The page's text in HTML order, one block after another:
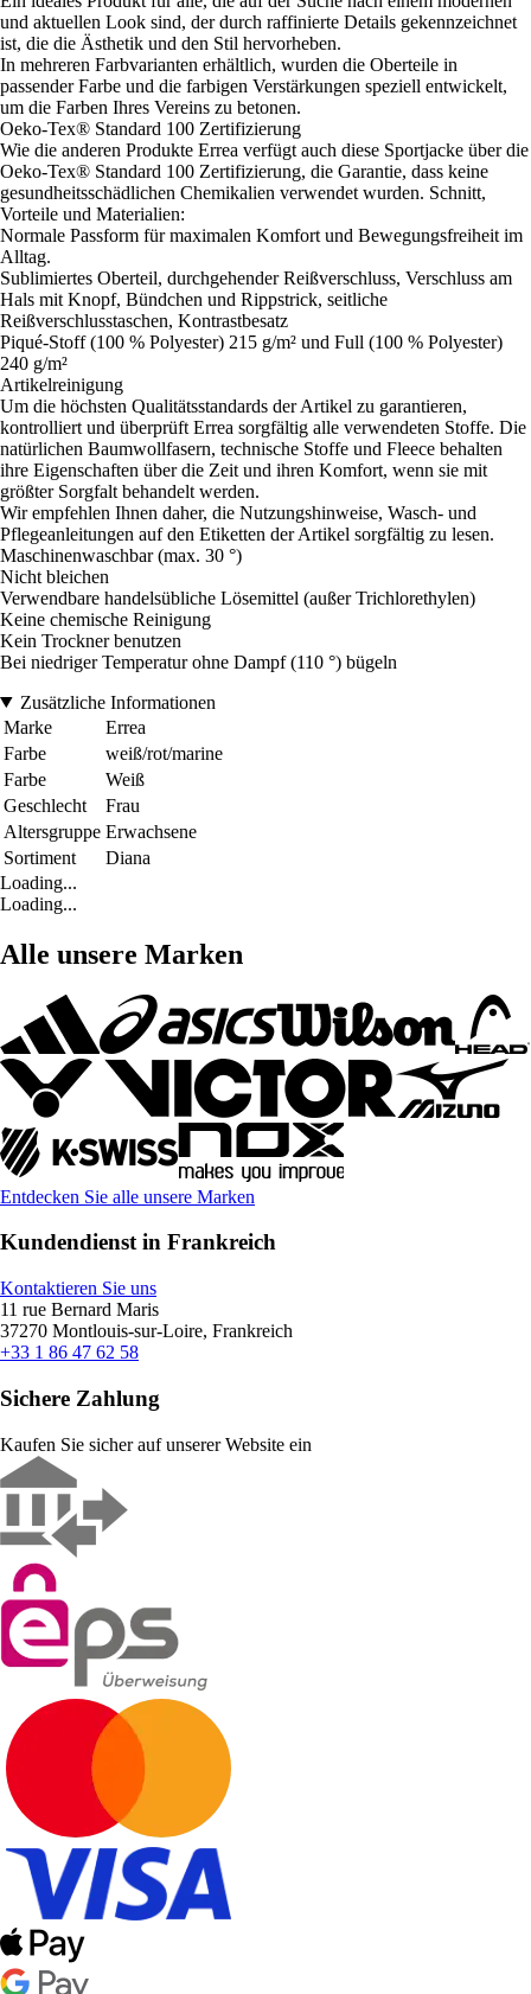
und aktuellen Look sind, der durch raffinierte Details gekennzeichnet
ist, die die Ästhetik und den Stil hervorheben.
In mehreren Farbvarianten erhältlich, wurden die Oberteile in
passender Farbe und die farbigen Verstärkungen speziell entwickelt,
um die Farben Ihres Vereins zu betonen.
Oeko-Tex® Standard 100 Zertifizierung
Wie die anderen Produkte Errea verfügt auch diese Sportjacke über die
Oeko-Tex® Standard 100 Zertifizierung, die Garantie, dass keine
gesundheitsschädlichen Chemikalien verwendet wurden. Schnitt,
Vorteile und Materialien:
Normale Passform für maximalen Komfort und Bewegungsfreiheit im
Alltag.
Sublimiertes Oberteil, durchgehender Reißverschluss, Verschluss am
Hals mit Knopf, Bündchen und Rippstrick, seitliche
Reißverschlusstaschen, Kontrastbesatz
Piqué-Stoff (100 % Polyester) 215 g/m² und Full (100 % Polyester)
240 g/m²
Artikelreinigung
Um die höchsten Qualitätsstandards der Artikel zu garantieren,
kontrolliert und überprüft Errea sorgfältig alle verwendeten Stoffe. Die
natürlichen Baumwollfasern, technische Stoffe und Fleece behalten
ihre Eigenschaften über die Zeit und ihren Komfort, wenn sie mit
größter Sorgfalt behandelt werden.
Wir empfehlen Ihnen daher, die Nutzungshinweise, Wasch- und
Pflegeanleitungen auf den Etiketten der Artikel sorgfältig zu lesen.
Maschinenwaschbar (max. 30 °)
Nicht bleichen
Verwendbare handelsübliche Lösemittel (außer Trichlorethylen)
Keine chemische Reinigung
Kein Trockner benutzen
Bei niedriger Temperatur ohne Dampf (110 °) bügeln
Zusätzliche Informationen
Marke
Errea
Farbe
weiß/rot/marine
Farbe
Weiß
Geschlecht
Frau
Altersgruppe Erwachsene
Sortiment
Diana
Loading...
Loading...
Alle unsere Marken
Entdecken Sie alle unsere Marken
Kundendienst in Frankreich
Kontaktieren Sie uns
11 rue Bernard Maris
37270 Montlouis-sur-Loire, Frankreich
+33 1 86 47 62 58
Sichere Zahlung
Kaufen Sie sicher auf unserer Website ein